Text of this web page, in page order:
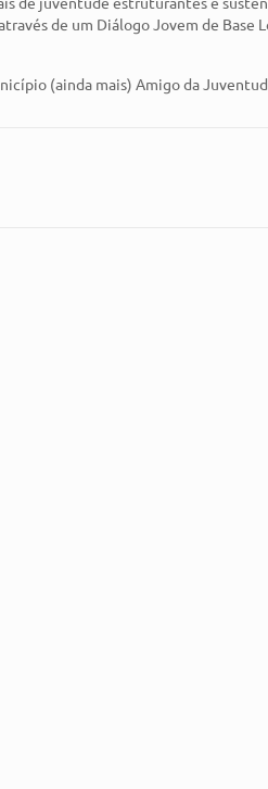
de um Diálogo Jovem de
(ainda mais) Amigo da